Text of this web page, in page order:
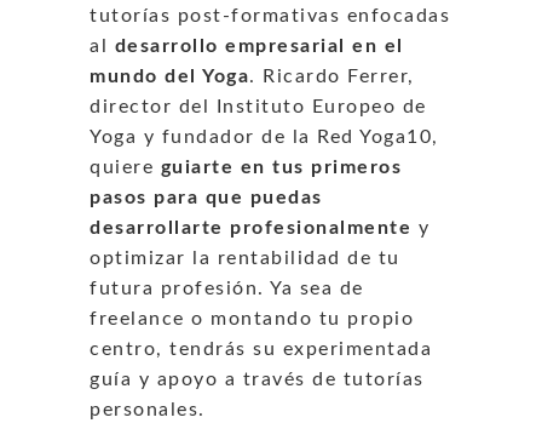
tutorías post-formativas enfocadas
al desarrollo empresarial en el
mundo del Yoga. Ricardo Ferrer,
director del Instituto Europeo de
Yoga y fundador de la Red Yoga10,
quiere guiarte en tus primeros
pasos para que puedas
desarrollarte profesionalmente y
optimizar la rentabilidad de tu
futura profesión. Ya sea de
freelance o montando tu propio
centro, tendrás su experimentada
guía y apoyo a través de tutorías
personales.